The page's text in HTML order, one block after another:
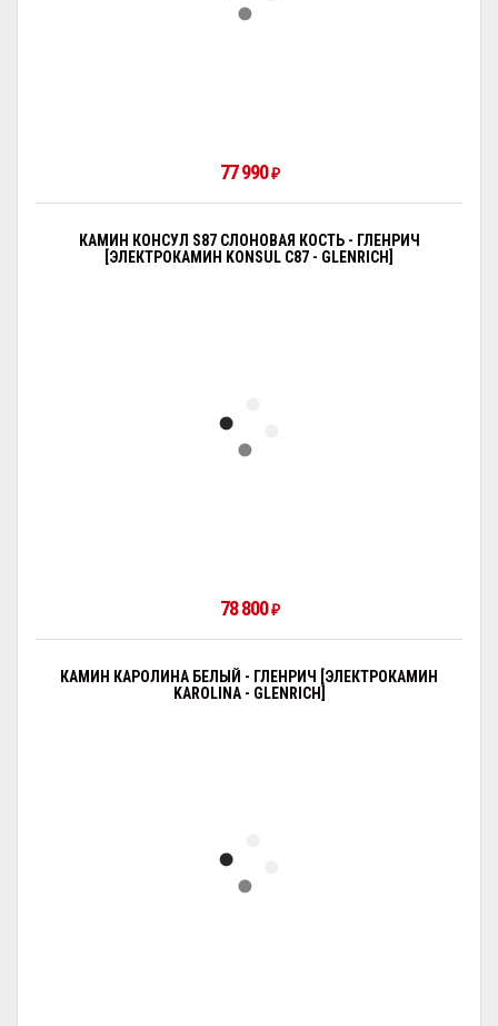
77 990₽
КАМИН КОНСУЛ S87 СЛОНОВАЯ КОСТЬ - ГЛЕНРИЧ
[ЭЛЕКТРОКАМИН KONSUL С87 - GLENRICH]
78 800₽
КАМИН КАРОЛИНА БЕЛЫЙ - ГЛЕНРИЧ [ЭЛЕКТРОКАМИН
KAROLINA - GLENRICH]